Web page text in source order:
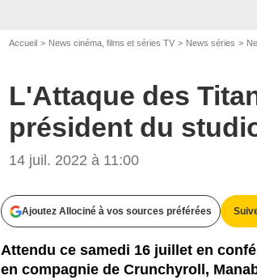
Accueil News cinéma, films et séries TV News séries
L'Attaque des
président du
14 juil. 2022 à 11:00
Ajoutez Allociné à vos sources préférées
Attendu ce samedi 16 juillet en
en compagnie de Crunchyroll,